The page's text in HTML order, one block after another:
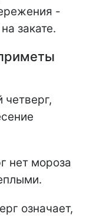
-
закате.
четверг,
нет мороза
означает,